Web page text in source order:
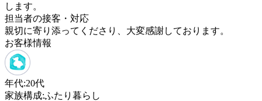
します。
担当者の接客・対応
親切に寄り添ってくださり、大変感謝しております。
お客様情報
年代:20代
家族構成:ふたり暮らし